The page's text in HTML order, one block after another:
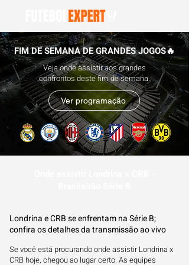
FIM DE SEMANA DE GRANDES JOGOS🔥
Veja onde assistir aos grandes
confrontos deste fim de semana.
Ver programação
Londrina e CRB se enfrentam na Série B;
confira os detalhes da transmissão ao vivo
Se você está procurando onde assistir Londrina x
CRB hoje, chegou ao lugar certo. As equipes